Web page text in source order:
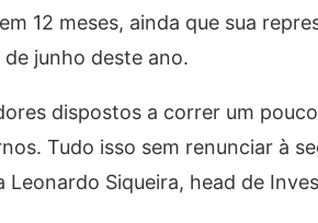
12 meses, ainda que sua
junho deste ano.
dispostos a correr um
Tudo isso sem renunciar à
Siqueira, head de